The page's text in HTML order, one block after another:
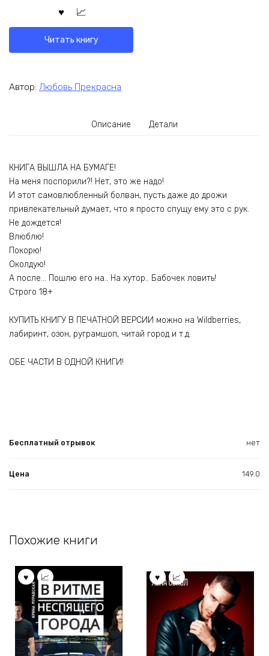
Читать книгу
Автор: Любовь Прекрасна
Описание Детали
КНИГА ВЫШЛА НА БУМАГЕ!
На меня поспорили?! Нет, это же надо!
И этот самовлюбленный болван, пусть даже до дрожи
привлекательный думает, что я просто спущу ему это с рук.
Не дождется!
Влюблю!
Покорю!
Околдую!
А после… Пошлю его на.. На хутор.. Бабочек ловить!
Строго 18+
КУПИТЬ КНИГУ В ПЕЧАТНОЙ ВЕРСИИ можно на Wildberries,
лабиринт, озон, руграмшоп, читай город и т.д.
ОБЕ ЧАСТИ В ОДНОЙ КНИГИ!
Бесплатный отрывок нет
Цена 149.0
Похожие книги